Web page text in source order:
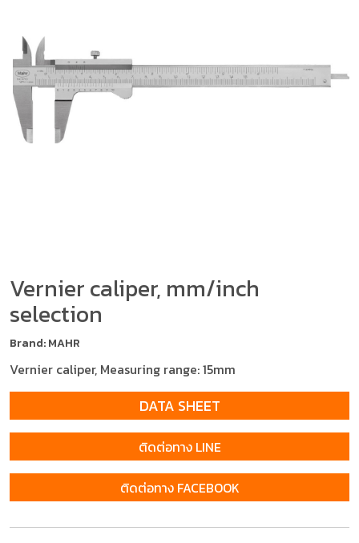
Vernier caliper, mm/inch
selection
Brand: MAHR
Vernier caliper, Measuring range: 15mm
DATA SHEET
ติดต่อทาง LINE
ติดต่อทาง FACEBOOK